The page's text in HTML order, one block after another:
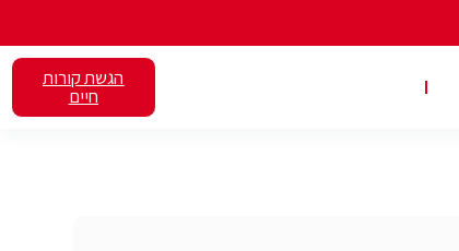
הגשת קורות
חיים